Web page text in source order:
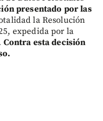
presentado por las
la Resolución
expedida por la
Contra esta decisión